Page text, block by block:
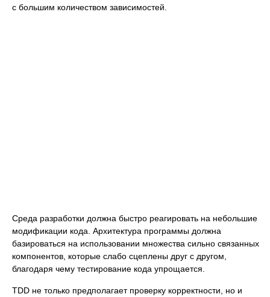
с большим количеством зависимостей.
Среда разработки должна быстро реагировать на небольшие
модификации кода. Архитектура программы должна
базироваться на использовании множества сильно связанных
компонентов, которые слабо сцеплены друг с другом,
благодаря чему тестирование кода упрощается.
TDD не только предполагает проверку корректности, но и